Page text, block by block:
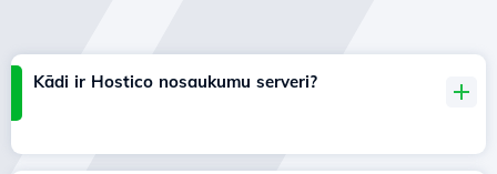
Kādi ir Hostico nosaukumu serveri?